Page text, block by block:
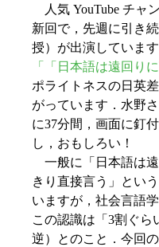
人気 YouTube チャ
新回で，先週に引き
授）が出演していま
「「日本語は遠回り
ポライトネスの日英
がっています．水野
に37分間，画面に釘
し，おもしろい！
一般に「日本語は
きり直接言う」とい
いますが，社会言語
この認識は「3割ぐら
逆）とのこと．今回